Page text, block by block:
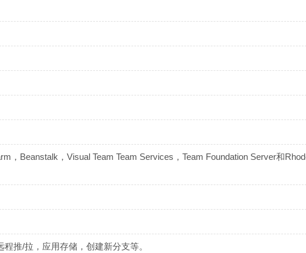
，Beanstalk，Visual Team Team Services，Team Foundation Server和
推/拉，应用存储，创建新分支等。